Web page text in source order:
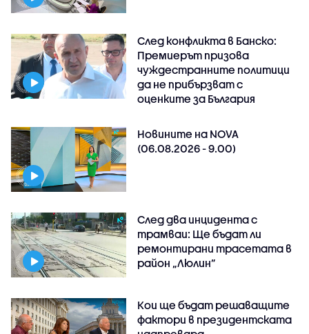
След конфликта в Банско:
Премиерът призова
чуждестранните политици
да не прибързват с
оценките за България
Новините на NOVA
(06.08.2026 - 9.00)
След два инцидента с
трамваи: Ще бъдат ли
ремонтирани трасетата в
район „Люлин”
Кои ще бъдат решаващите
фактори в президентската